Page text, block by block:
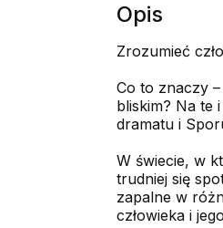
Opis
Zrozumieć
Co to znaczy
bliskim? Na te
dramatu i
W świecie, w
trudniej się
zapalne w
człowieka i